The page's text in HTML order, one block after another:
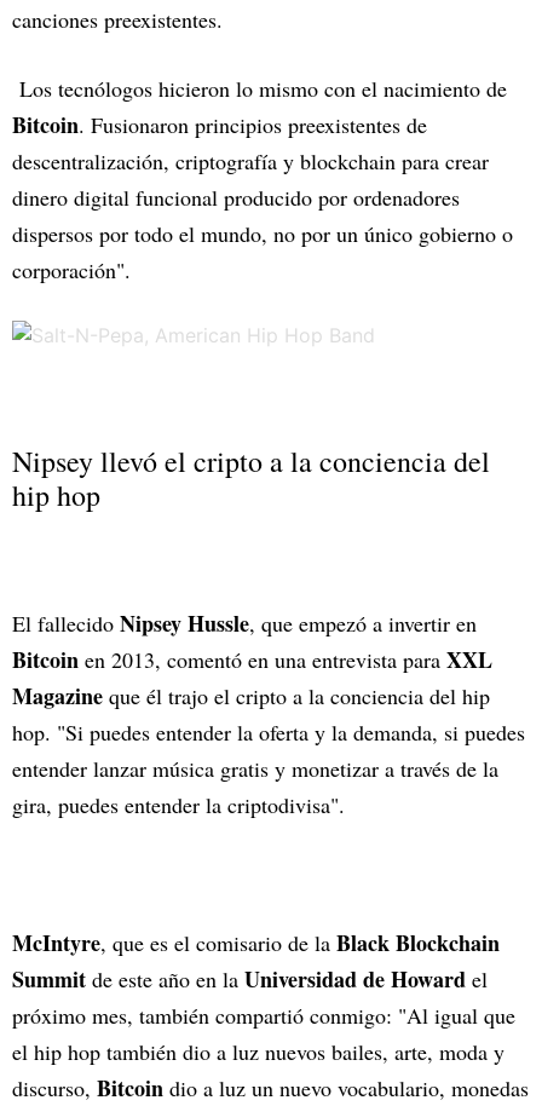
canciones preexistentes.
Los tecnólogos hicieron lo mismo con el nacimiento de
Bitcoin. Fusionaron principios preexistentes de
descentralización, criptografía y blockchain para crear
dinero digital funcional producido por ordenadores
dispersos por todo el mundo, no por un único gobierno o
corporación".
Nipsey llevó el cripto a la conciencia del
hip hop
El fallecido Nipsey Hussle, que empezó a invertir en
Bitcoin en 2013, comentó en una entrevista para XXL
Magazine que él trajo el cripto a la conciencia del hip
hop. "Si puedes entender la oferta y la demanda, si puedes
entender lanzar música gratis y monetizar a través de la
gira, puedes entender la criptodivisa".
McIntyre, que es el comisario de la Black Blockchain
Summit de este año en la Universidad de Howard el
próximo mes, también compartió conmigo: "Al igual que
el hip hop también dio a luz nuevos bailes, arte, moda y
discurso, Bitcoin dio a luz un nuevo vocabulario, monedas